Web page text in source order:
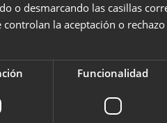
Pensar, por Hypatia
La infancia (empezar
Ir a la escuela,
Mujeres Libres y los
machismo en la CNT
o desmarcando las casillas
la aceptación o
Funcionalidad